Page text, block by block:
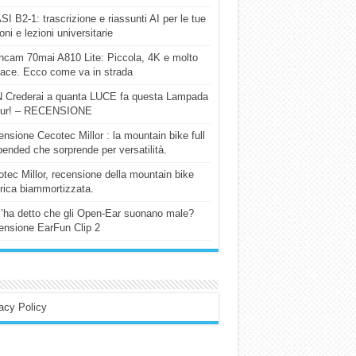
B2-1: trascrizione e riassunti AI per le tue
e lezioni universitarie
70mai A810 Lite: Piccola, 4K e molto
Ecco come va in strada
Crederai a quanta LUCE fa questa Lampada
– RECENSIONE
Cecotec Millor : la mountain bike full
che sorprende per versatilità.
Millor, recensione della mountain bike
biammortizzata.
detto che gli Open-Ear suonano male?
EarFun Clip 2
Policy